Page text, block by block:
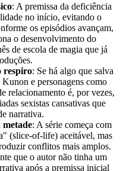
: A premissa da deficiência
no início, evitando o
os episódios avançam,
o desenvolvimento do
de escola de magia que já
respiro: Se há algo que salva
e personagens como
relacionamento é, por vezes,
sexistas cansativas que
narrativa.
metade: A série começa com
(slice-of-life) aceitável, mas
conflitos mais amplos.
que o autor não tinha um
após a premissa inicial